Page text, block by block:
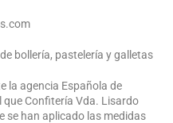
bollería, pastelería y galletas
la agencia Española de
que Confitería Vda. Lisardo
se han aplicado las medidas